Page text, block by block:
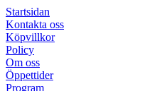
Startsidan
Kontakta oss
Köpvillkor
Policy
Om oss
Öppettider
Program